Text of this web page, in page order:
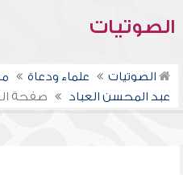
الصوتيات
الصوتيات علماء ودعاة
عبد المحسن العباد
صفحة